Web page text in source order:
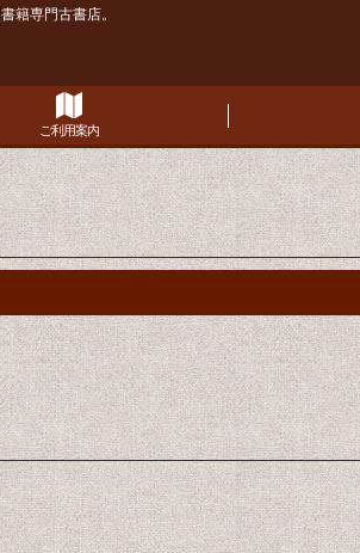
籍専門古書店。
ご利用案内